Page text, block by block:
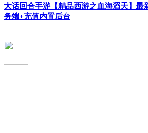
大话回合手游【精品西游之血海滔天】最
务端+充值内置后台